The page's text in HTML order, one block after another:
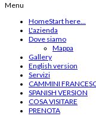
Menu
HomeStart here...
L'azienda
Dove siamo
Mappa
Gallery
English version
Servizi
CAMMINI
SPANISH VERSION
COSA VISITARE
PRENOTA